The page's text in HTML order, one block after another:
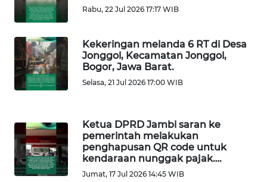
Rabu, 22 Jul 2026 17:17 WIB
Kekeringan melanda 6 RT di Desa
Jonggol, Kecamatan Jonggol,
Bogor, Jawa Barat.
Selasa, 21 Jul 2026 17:00 WIB
Ketua DPRD Jambi saran ke
pemerintah melakukan
penghapusan QR code untuk
kendaraan nunggak pajak….
Jumat, 17 Jul 2026 14:45 WIB
WN
KEPRI
WN
PAPUA
BARAT
WN
RIAU